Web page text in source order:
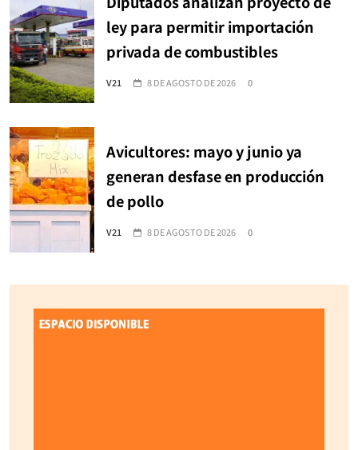
ley para permitir importación
privada de combustibles
V21 8 DE AGOSTO DE 2026 0
Avicultores: mayo y junio ya
generan desfase en producción
de pollo
V21 8 DE AGOSTO DE 2026 0